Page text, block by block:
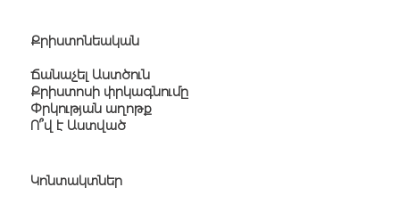
Կոնտակտներ
Քրիստոնեական
Ճանաչել Աստծուն
Քրիստոսի փրկագնումը
Փրկության աղոթք
Ո՞վ է Աստված